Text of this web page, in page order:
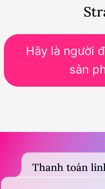
Hãy là người
sản
Thanh toán